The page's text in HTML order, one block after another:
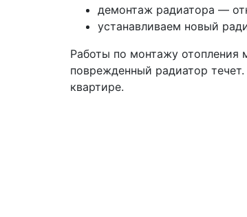
демонтаж радиатора —
устанавливаем новый
Работы по монтажу отопления
поврежденный радиатор
квартире.